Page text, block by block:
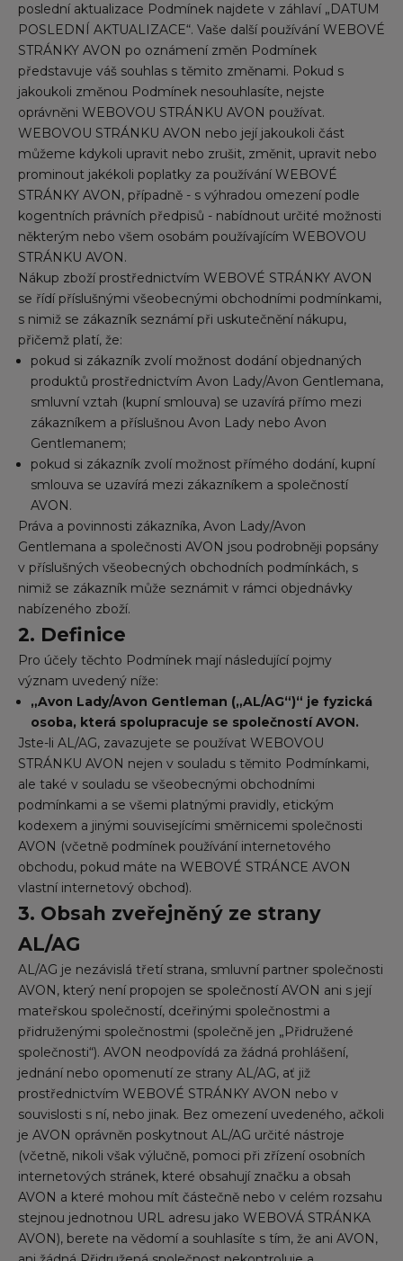
poslední aktualizace Podmínek najdete v záhlaví „DATUM
POSLEDNÍ AKTUALIZACE“. Vaše další používání WEBOVÉ
STRÁNKY AVON po oznámení změn Podmínek
představuje váš souhlas s těmito změnami. Pokud s
jakoukoli změnou Podmínek nesouhlasíte, nejste
oprávněni WEBOVOU STRÁNKU AVON používat.
WEBOVOU STRÁNKU AVON nebo její jakoukoli část
můžeme kdykoli upravit nebo zrušit, změnit, upravit nebo
prominout jakékoli poplatky za používání WEBOVÉ
STRÁNKY AVON, případně - s výhradou omezení podle
kogentních právních předpisů - nabídnout určité možnosti
některým nebo všem osobám používajícím WEBOVOU
STRÁNKU AVON.
Nákup zboží prostřednictvím WEBOVÉ STRÁNKY AVON
se řídí příslušnými všeobecnými obchodními podmínkami,
s nimiž se zákazník seznámí při uskutečnění nákupu,
přičemž platí, že:
pokud si zákazník zvolí možnost dodání objednaných
produktů prostřednictvím Avon Lady/Avon Gentlemana,
smluvní vztah (kupní smlouva) se uzavírá přímo mezi
zákazníkem a příslušnou Avon Lady nebo Avon
Gentlemanem;
pokud si zákazník zvolí možnost přímého dodání, kupní
smlouva se uzavírá mezi zákazníkem a společností
AVON.
Práva a povinnosti zákazníka, Avon Lady/Avon
Gentlemana a společnosti AVON jsou podrobněji popsány
v příslušných všeobecných obchodních podmínkách, s
nimiž se zákazník může seznámit v rámci objednávky
nabízeného zboží.
2. Definice
Pro účely těchto Podmínek mají následující pojmy
význam uvedený níže:
„Avon Lady/Avon Gentleman („AL/AG“)“ je fyzická
osoba, která spolupracuje se společností AVON.
Jste-li AL/AG, zavazujete se používat WEBOVOU
STRÁNKU AVON nejen v souladu s těmito Podmínkami,
ale také v souladu se všeobecnými obchodními
podmínkami a se všemi platnými pravidly, etickým
kodexem a jinými souvisejícími směrnicemi společnosti
AVON (včetně podmínek používání internetového
obchodu, pokud máte na WEBOVÉ STRÁNCE AVON
vlastní internetový obchod).
3. Obsah zveřejněný ze strany
AL/AG
AL/AG je nezávislá třetí strana, smluvní partner společnosti
AVON, který není propojen se společností AVON ani s její
mateřskou společností, dceřinými společnostmi a
přidruženými společnostmi (společně jen „Přidružené
společnosti“). AVON neodpovídá za žádná prohlášení,
jednání nebo opomenutí ze strany AL/AG, ať již
prostřednictvím WEBOVÉ STRÁNKY AVON nebo v
souvislosti s ní, nebo jinak. Bez omezení uvedeného, ačkoli
je AVON oprávněn poskytnout AL/AG určité nástroje
(včetně, nikoli však výlučně, pomoci při zřízení osobních
internetových stránek, které obsahují značku a obsah
AVON a které mohou mít částečně nebo v celém rozsahu
stejnou jednotnou URL adresu jako WEBOVÁ STRÁNKA
AVON), berete na vědomí a souhlasíte s tím, že ani AVON,